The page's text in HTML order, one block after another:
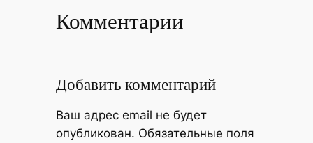
Комментарии
Добавить комментарий
Ваш адрес email не будет
опубликован. Обязательные поля